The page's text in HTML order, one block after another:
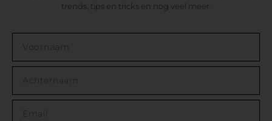
trends, tips en tricks en nog veel meer.